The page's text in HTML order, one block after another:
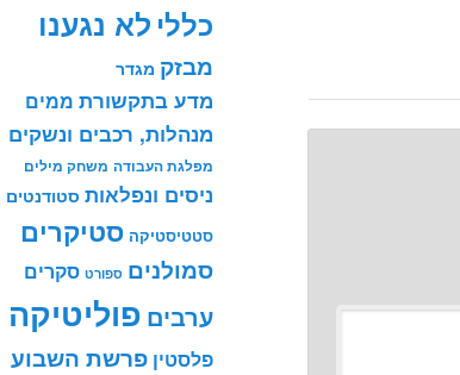
כללי לא נגענו
מבזק מגדר
מדע בתקשורת ממים
מנהלות, רכבים ונשקים
מפלגת העבודה משחק מילים
ניסים ונפלאות סטודנטים
סטטיסטיקה סטיקרים
סמולנים ספורט סקרים
ערבים פוליטיקה
פלסטין פרשת השבוע